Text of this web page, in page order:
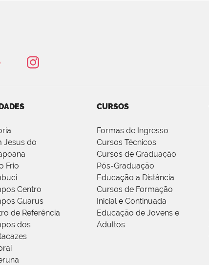
Jesus do
Frio
Centro
Guarus
de Referência
dos
CURSOS
Formas de Ingresso
Cursos Técnicos
Cursos de Graduação
Pós-Graduação
Educação a Distância
Cursos de Formação
Inicial e Continuada
Educação de Jovens e
Adultos